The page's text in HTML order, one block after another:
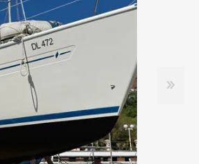
Baterías
Giratorios/Ganchos
Mantenimiento
Optimist
Resortes
Guardacabos
Espárragos
Tensores, Terminales y
Guitarras y Motones
Otros
PETTIT PAINT